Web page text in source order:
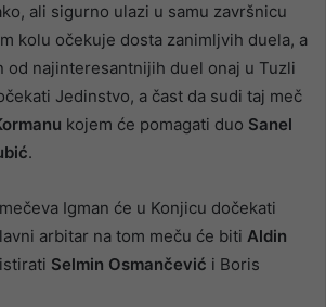
ali sigurno ulazi u samu završnicu
kolu očekuje dosta zanimljvih duela, a
od najinteresantnijih duel onaj u Tuzli
Jedinstvo, a čast da sudi taj meč
kojem će pomagati duo Sanel
.
Igman će u Konjicu dočekati
arbitar na tom meču će biti Aldin
Selmin Osmančević i Boris